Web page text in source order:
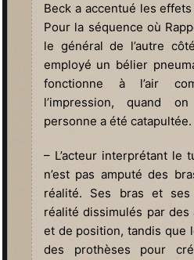
Beck a accentué les
Pour la séquence où
le général de l’autre
employé un bélier
fonctionne à l’air
l’impression, quand on
personne a été catapultée.
– L’acteur interprétant le
n’est pas amputé des
réalité. Ses bras et
réalité dissimulés par des
et de position, tandis que
des prothèses pour